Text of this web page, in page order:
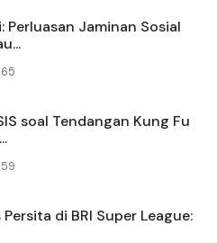
Perluasan Jaminan Sosial
soal Tendangan Kung Fu
Persita di BRI Super League: